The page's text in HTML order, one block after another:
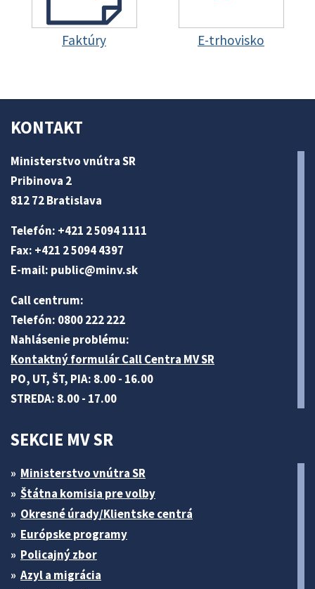
Faktúry E-trhovisko
KONTAKT
Ministerstvo vnútra SR
Pribinova 2
812 72 Bratislava
Telefón: +421 2 5094 1111
Fax: +421 2 5094 4397
E-mail: public@minv.sk
Call centrum:
Telefón: 0800 222 222
Nahlásenie problému:
Kontaktný formulár Call Centra MV SR
PO, UT, ŠT, PIA: 8.00 - 16.00
STREDA: 8.00 - 17.00
SEKCIE MV SR
Ministerstvo vnútra SR
Štátna komisia pre volby
Okresné úrady/Klientske centrá
Európske programy
Policajný zbor
Azyl a migrácia